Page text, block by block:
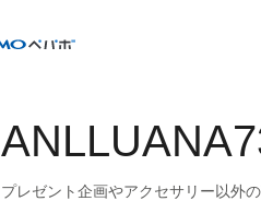
プレゼント企画やアクセサリー以外